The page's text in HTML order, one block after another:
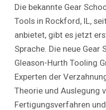
Die bekannte Gear
Tools in Rockford, IL,
anbietet, gibt es jetzt
Sprache. Die neue
Gleason-Hurth Tooling
Experten der
Theorie und Auslegung
Fertigungsverfahren